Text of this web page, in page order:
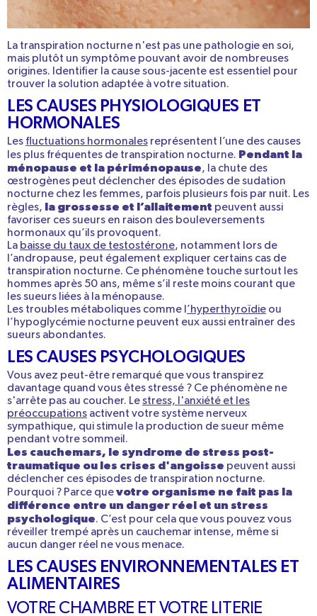
La transpiration nocturne n'est pas une pathologie en soi,
mais plutôt un symptôme pouvant avoir de nombreuses
origines. Identifier la cause sous-jacente est essentiel pour
trouver la solution adaptée à votre situation.
LES CAUSES PHYSIOLOGIQUES ET
HORMONALES
Les fluctuations hormonales représentent l’une des causes
les plus fréquentes de transpiration nocturne. Pendant la
ménopause et la périménopause, la chute des
œstrogènes peut déclencher des épisodes de sudation
nocturne chez les femmes, parfois plusieurs fois par nuit. Les
règles,
la grossesse et l’allaitement peuvent aussi
favoriser ces sueurs en raison des bouleversements
hormonaux qu’ils provoquent.
La baisse du taux de testostérone, notamment lors de
l’andropause, peut également expliquer certains cas de
transpiration nocturne. Ce phénomène touche surtout les
hommes après 50 ans, même s’il reste moins courant que
les sueurs liées à la ménopause.
Les troubles métaboliques comme l ’hyperthyroïdie ou
l’ hypoglycémie nocturne peuvent eux aussi entraîner des
sueurs abondantes.
LES CAUSES PSYCHOLOGIQUES
Vous avez peut-être remarqué que vous transpirez
davantage quand vous êtes stressé ? Ce phénomène ne
s'arrête pas au coucher. Lestress, l'anxiété et les
préoccupations activent votre système nerveux
sympathique, qui stimule la production de sueur même
pendant votre sommeil.
Les cauchemars, le syndrome de stress post-
traumatique ou les crises d'angoisse peuvent aussi
déclencher ces épisodes de transpiration nocturne.
Pourquoi ? Parce quevotre organisme ne fait pas la
différence entre un danger réel et un stress
psychologique. C’est pour cela que vous pouvez vous
réveiller trempé après un cauchemar intense, même si
aucun danger réel ne vous menace.
LES CAUSES ENVIRONNEMENTALES ET
ALIMENTAIRES
VOTRE CHAMBRE ET VOTRE LITERIE